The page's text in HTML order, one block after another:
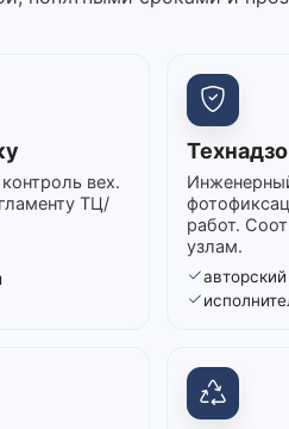
вех.
ТЦ/
работ.
узлам.